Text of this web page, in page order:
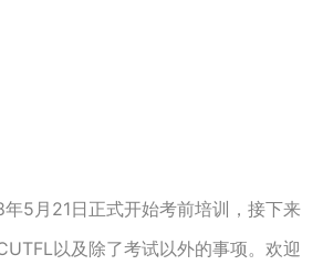
5月21日正式开始考前培训，接下来
以及除了考试以外的事项。欢迎